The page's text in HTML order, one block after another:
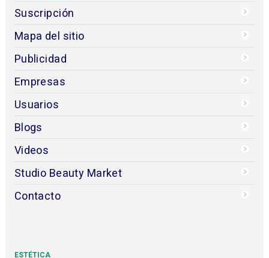
Suscripción
Mapa del sitio
Publicidad
Empresas
Usuarios
Blogs
Videos
Studio Beauty Market
Contacto
ESTÉTICA